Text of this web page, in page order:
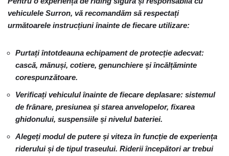
vehiculele Surron, vă recomandăm să respectați
următoarele instrucțiuni înainte de fiecare utilizare:
Purtați întotdeauna echipament de protecție adecvat:
cască, mănuși, cotiere, genunchiere și încălțăminte
corespunzătoare.
Verificați vehiculul înainte de fiecare deplasare: sistemul
de frânare, presiunea și starea anvelopelor, fixarea
ghidonului, suspensiile și nivelul bateriei.
Alegeți modul de putere și viteza în funcție de experiența
riderului și de tipul traseului. Riderii începători ar trebui